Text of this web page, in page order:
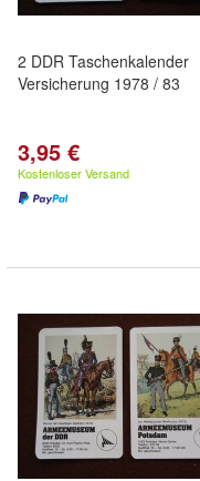
2 DDR Taschenkalender
Versicherung 1978 / 83
3,95 €
Kostenloser Versand